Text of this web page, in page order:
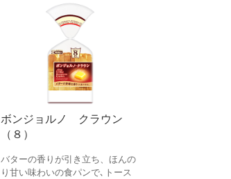
ボンジョルノ クラウン
（８）
バターの香りが引き立ち、ほんの
り甘い味わいの食パンで､トース